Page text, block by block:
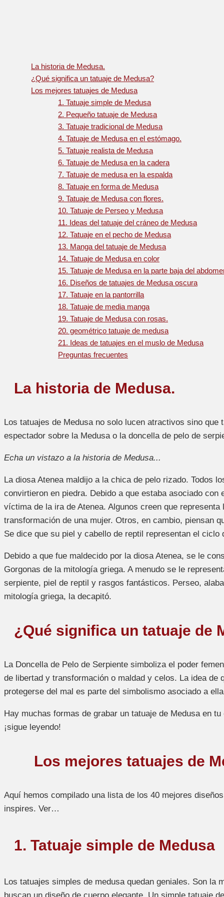
La historia de Medusa.
¿Qué significa un tatuaje de Medusa?
Los mejores tatuajes de Medusa
1. Tatuaje simple de Medusa
2. Pequeño tatuaje de Medusa
3. Tatuaje tradicional de Medusa
4. Tatuaje de Medusa en el estómago.
5. Tatuaje realista de Medusa
6. Tatuaje de Medusa en la cadera
7. Tatuaje de medusa en la espalda
8. Tatuaje en forma de Medusa
9. Tatuaje de Medusa con flores.
10. Tatuaje de Perseo y Medusa
11. Ideas del tatuaje del cráneo de Medusa
12. Tatuaje en el pecho de Medusa
13. Manga del tatuaje de Medusa
14. Tatuaje de Medusa en color
15. Tatuaje de Medusa en la parte baja del
16. Diseños de tatuajes de Medusa oscura
17. Tatuaje en la pantorrilla
18. Tatuaje de media manga
19. Tatuaje de Medusa con rosas.
20. geométrico tatuaje de medusa
21. Ideas de tatuajes en el muslo de Medusa
Preguntas frecuentes
La historia de Medusa.
Los tatuajes de Medusa no solo lucen atractivos sino que
espectador sobre la Medusa o la doncella de pelo de
Echa un vistazo a la historia de Medusa...
La diosa Atenea maldijo a la chica de pelo rizado. Todos
convirtieron en piedra. Debido a que estaba asociado con
víctima de la ira de Atenea. Algunos creen que
transformación de una mujer. Otros, en cambio, piensan
Se dice que su piel y cabello de reptil representan el ciclo
Debido a que fue maldecido por la diosa Atenea, se le
Gorgonas de la mitología griega. A menudo se le
serpiente, piel de reptil y rasgos fantásticos. Perseo,
mitología griega, la decapitó.
¿Qué significa un tatuaje de
La Doncella de Pelo de Serpiente simboliza el poder
de libertad y transformación o maldad y celos. La idea de
protegerse del mal es parte del simbolismo asociado a
Hay muchas formas de grabar un tatuaje de Medusa en
¡sigue leyendo!
Los mejores tatuajes de
Aquí hemos compilado una lista de los 40 mejores
inspires. Ver…
1. Tatuaje simple de Medusa
Los tatuajes simples de medusa quedan geniales. Son la
buscan un diseño de cuerpo elegante. Un simple tatuaje